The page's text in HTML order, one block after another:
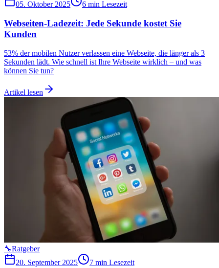
05. Oktober 2025
6 min Lesezeit
Webseiten-Ladezeit: Jede Sekunde kostet Sie
Kunden
53% der mobilen Nutzer verlassen eine Webseite, die länger als 3
Sekunden lädt. Wie schnell ist Ihre Webseite wirklich – und was
können Sie tun?
Artikel lesen
🔧Ratgeber
20. September 2025
7 min Lesezeit